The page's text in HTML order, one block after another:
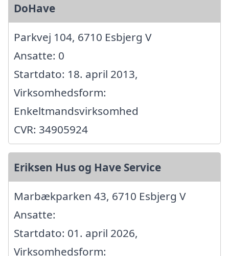
DoHave
Parkvej 104, 6710 Esbjerg V
Ansatte: 0
Startdato: 18. april 2013,
Virksomhedsform:
Enkeltmandsvirksomhed
CVR: 34905924
Eriksen Hus og Have Service
Marbækparken 43, 6710 Esbjerg V
Ansatte:
Startdato: 01. april 2026,
Virksomhedsform: